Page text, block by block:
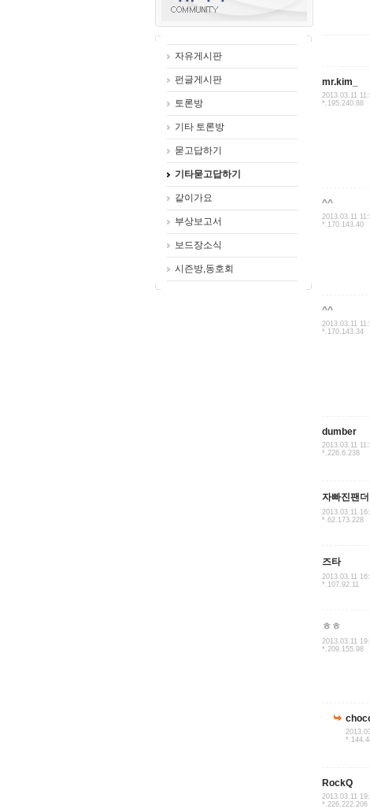
자유게시판
펀글게시판
토론방
기타 토론방
묻고답하기
기타묻고답하기
같이가요
부상보고서
보드장소식
시즌방,동호회
mr.kim_
2013.03.11
*.195.240.88
^^
2013.03.11
*.170.143.40
^^
2013.03.11
*.170.143.34
dumber
2013.03.11
*.226.6.238
자빠진팬더
2013.03.11
*.62.173.228
즈타
2013.03.11
*.107.92.11
ㅎㅎ
2013.03.11
*.209.155.98
RockQ
2013.03.11
*.226.222.206